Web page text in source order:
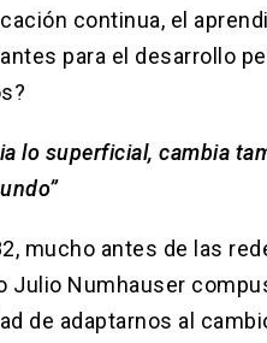
continua, el
para el desarrollo
lo superficial, cambia
mucho antes de las
Julio Numhauser
de adaptarnos al